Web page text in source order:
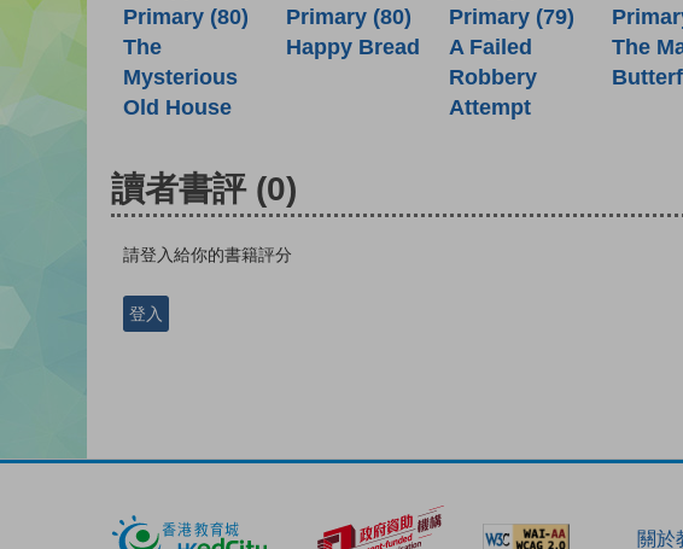
Primary (80)
The
Mysterious
Old House
Primary (80)
Happy Bread
Primary (79)
A Failed
Robbery
Attempt
The
讀者書評 (0)
請登入給你的書籍評分
登入
關於